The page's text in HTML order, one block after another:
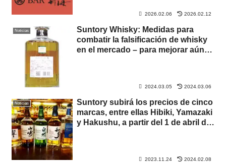
2026.02.06 2026.02.12
Noticias
Suntory Whisky: Medidas para
combatir la falsificación de whisky
en el mercado – para mejorar aún
2024.03.05 2024.03.06
Noticias
Suntory subirá los precios de cinco
marcas, entre ellas Hibiki, Yamazaki
y Hakushu, a partir del 1 de abril de
2023.11.24 2024.02.08